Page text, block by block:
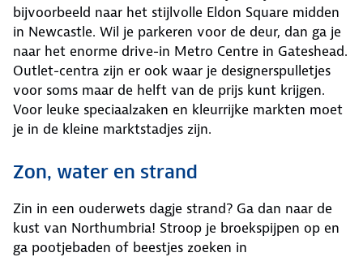
bijvoorbeeld naar het stijlvolle Eldon Square midden
in Newcastle. Wil je parkeren voor de deur, dan ga je
naar het enorme drive-in Metro Centre in Gateshead.
Outlet-centra zijn er ook waar je designerspulletjes
voor soms maar de helft van de prijs kunt krijgen.
Voor leuke speciaalzaken en kleurrijke markten moet
je in de kleine marktstadjes zijn.
Zon, water en strand
Zin in een ouderwets dagje strand? Ga dan naar de
kust van Northumbria! Stroop je broekspijpen op en
ga pootjebaden of beestjes zoeken in